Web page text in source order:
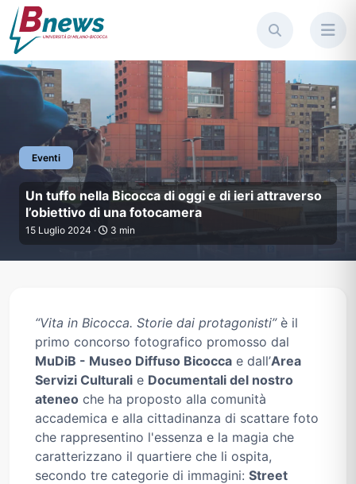
Eventi
Un tuffo nella Bicocca di oggi
Un tuffo nella Bicocca di oggi e di ieri attraverso
l’obiettivo di una fotocamera
15 Luglio 2024 · 3 min
“Vita in Bicocca. Storie dai protagonisti”è il
primo concorso fotografico promosso dal
MuDiB - Museo Diffuso Bicocca e dall’Area
Servizi Culturali e Documentali del nostro
ateneo che ha proposto alla comunità
accademica e alla cittadinanza di scattare foto
che rappresentino l'essenza e la magia che
caratterizzano il quartiere che li ospita,
secondo tre categorie di immagini: Street